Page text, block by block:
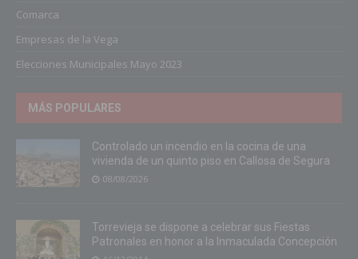
Comarca
Empresas de la Vega
Elecciones Municipales Mayo 2023
MÁS POPULARES
Controlado un incendio en la cocina de una
vivienda de un quinto piso en Callosa de Segura
08/08/2026
Torrevieja se dispone a celebrar sus Fiestas
Patronales en honor a la Inmaculada Concepción